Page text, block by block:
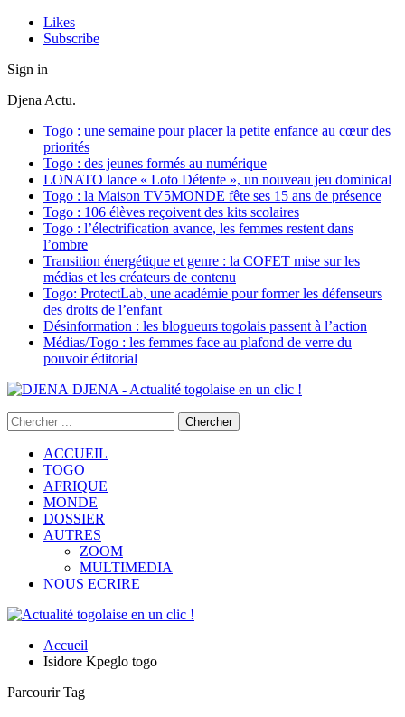
Likes
Subscribe
Sign in
Djena Actu.
Togo : une semaine pour placer la petite enfance au cœur des
priorités
Togo : des jeunes formés au numérique
LONATO lance « Loto Détente », un nouveau jeu dominical
Togo : la Maison TV5MONDE fête ses 15 ans de présence
Togo : 106 élèves reçoivent des kits scolaires
Togo : l’électrification avance, les femmes restent dans
l’ombre
Transition énergétique et genre : la COFET mise sur les
médias et les créateurs de contenu
Togo: ProtectLab, une académie pour former les défenseurs
des droits de l’enfant
Désinformation : les blogueurs togolais passent à l’action
Médias/Togo : les femmes face au plafond de verre du
pouvoir éditorial
DJENA - Actualité togolaise en un clic !
ACCUEIL
TOGO
AFRIQUE
MONDE
DOSSIER
AUTRES
ZOOM
MULTIMEDIA
NOUS ECRIRE
Accueil
Isidore Kpeglo togo
Parcourir Tag